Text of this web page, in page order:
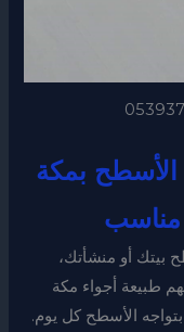
بمكة
مناسب
بيتك أو منشأتك،
طبيعة أجواء مكة
الأسطح كل يوم.